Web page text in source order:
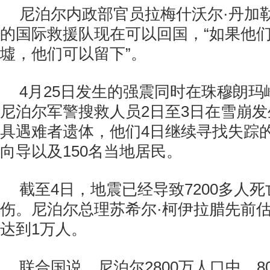
尼泊尔内政部官员拉梅什沃尔·丹加
的国际救援队现在可以回国，“如果他
墟，他们可以留下”。
4月25日发生的强震同时在珠穆朗
尼泊尔军警搜救人员2日至3日在雪崩
具遇难者遗体，他们4日继续寻找失踪
向导以及150名当地居民。
截至4日，地震已经导致7200多人
伤。尼泊尔总理苏希尔·柯伊拉腊先前
达到1万人。